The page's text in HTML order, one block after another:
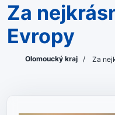
Za nejkrásnějším ptákem
Evropy
Olomoucký kraj / Za